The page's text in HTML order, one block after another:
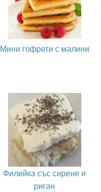
Мини гофрети с малини
Филийка със сирене и
риган